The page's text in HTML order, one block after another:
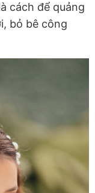
cách để quảng
bỏ bê công